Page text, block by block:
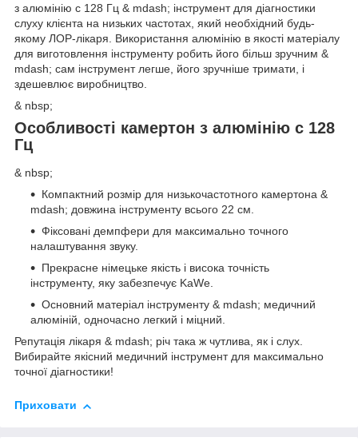
з алюмінію c 128 Гц & mdash; інструмент для діагностики
слуху клієнта на низьких частотах, який необхідний будь-
якому ЛОР-лікаря. Використання алюмінію в якості матеріалу
для виготовлення інструменту робить його більш зручним &
mdash; сам інструмент легше, його зручніше тримати, і
здешевлює виробництво.
& nbsp;
Особливості камертон з алюмінію c 128
Гц
& nbsp;
Компактний розмір для низькочастотного камертона &
mdash; довжина інструменту всього 22 см.
Фіксовані демпфери для максимально точного
налаштування звуку.
Прекрасне німецьке якість і висока точність
інструменту, яку забезпечує KaWе.
Основний матеріал інструменту & mdash; медичний
алюміній, одночасно легкий і міцний.
Репутація лікаря & mdash; річ така ж чутлива, як і слух.
Вибирайте якісний медичний інструмент для максимально
точної діагностики!
Приховати